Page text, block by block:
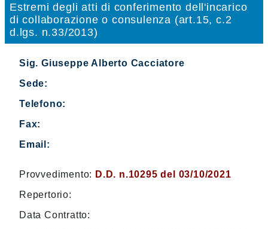
Estremi degli atti di conferimento dell'incarico
di collaborazione o consulenza (art.15, c.2
d.lgs. n.33/2013)
Sig. Giuseppe Alberto Cacciatore
Sede:
Telefono:
Fax:
Email:
Provvedimento: D.D. n.10295 del 03/10/2021
Repertorio:
Data Contratto: